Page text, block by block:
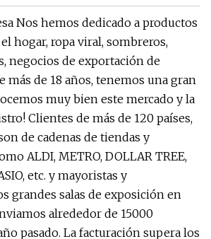
Nos hemos dedicado a productos
hogar, ropa viral, sombreros,
negocios de exportación de
más de 18 años, tenemos una gran
muy bien este mercado y la
Clientes de más de 120 países,
de cadenas de tiendas y
ALDI, METRO, DOLLAR TREE,
etc. y mayoristas y
grandes salas de exposición en
alrededor de 15000
pasado. La facturación supera los